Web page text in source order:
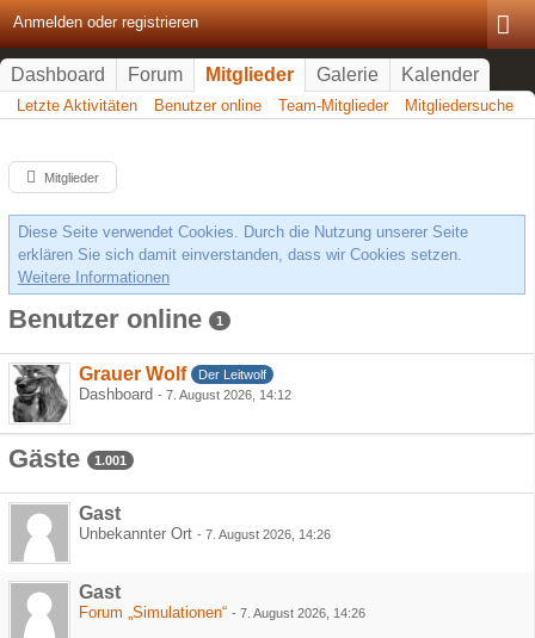
Anmelden oder registrieren
Dashboard Forum Mitglieder Galerie Kalender
Letzte Aktivitäten Benutzer online Team-Mitglieder Mitgliedersuche
Mitglieder
Diese Seite verwendet Cookies. Durch die Nutzung unserer Seite
erklären Sie sich damit einverstanden, dass wir Cookies setzen.
Weitere Informationen
Benutzer online 1
Grauer Wolf Der Leitwolf
Dashboard - 7. August 2026, 14:12
Gäste 1.001
Gast
Unbekannter Ort - 7. August 2026, 14:26
Gast
Forum „Simulationen“ - 7. August 2026, 14:26